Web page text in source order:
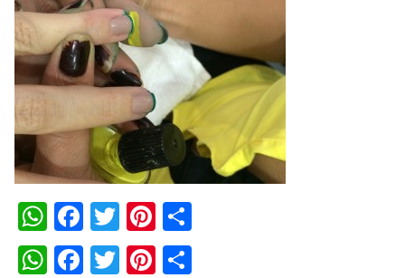
WhatsApp
Facebook
Twitter
Pinterest
Compartilhar
WhatsApp
Facebook
Twitter
Pinterest
Compartilhar